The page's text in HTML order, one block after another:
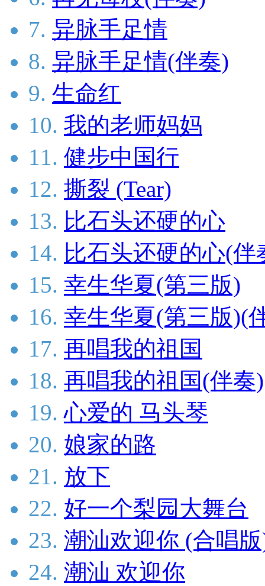
7. 异脉手足情
8. 异脉手足情(伴奏)
9. 生命红
10. 我的老师妈妈
11. 健步中国行
12. 撕裂 (Tear)
13. 比石头还硬的心
14. 比石头还硬的心(伴
15. 幸生华夏(第三版)
16. 幸生华夏(第三版)(
17. 再唱我的祖国
18. 再唱我的祖国(伴奏)
19. 心爱的 马头琴
20. 娘家的路
21. 放下
22. 好一个梨园大舞台
23. 潮汕欢迎你 (合唱
24. 潮汕 欢迎你